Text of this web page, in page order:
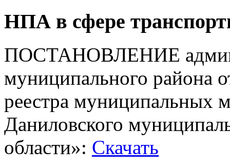
НПА в сфере
ПОСТАНОВЛЕНИЕ
муниципального района
реестра муниципальных
Даниловского
области»: Скачать